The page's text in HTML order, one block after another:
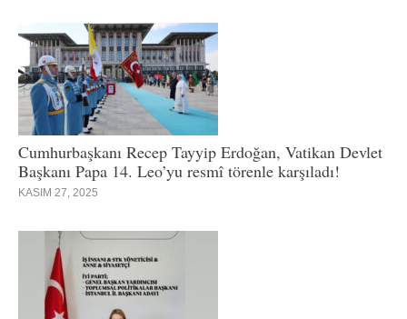
Cumhurbaşkanı Recep Tayyip Erdoğan, Vatikan Devlet
Başkanı Papa 14. Leo’yu resmî törenle karşıladı!
KASIM 27, 2025